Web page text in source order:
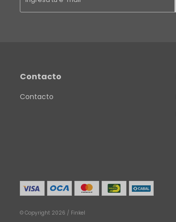
Contacto
Contacto
© Copyright 2026 / Finkel